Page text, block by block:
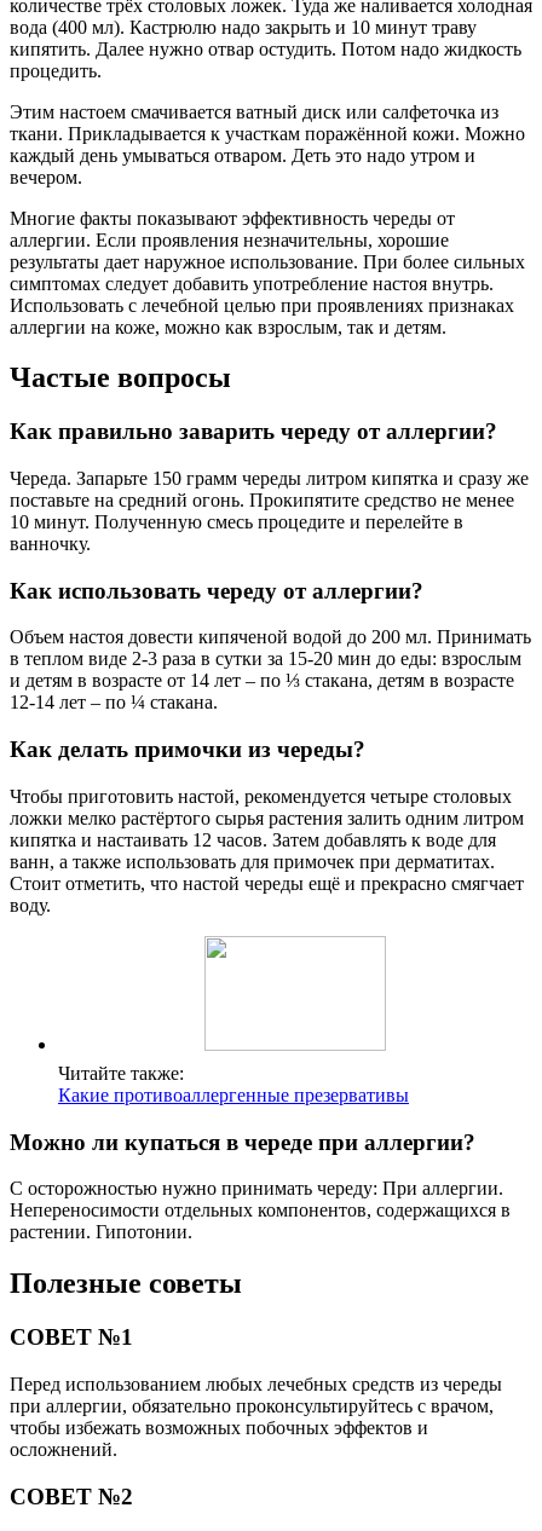
количестве трёх столовых ложек. Туда же наливается холодная
вода (400 мл). Кастрюлю надо закрыть и 10 минут траву
кипятить. Далее нужно отвар остудить. Потом надо жидкость
процедить.
Этим настоем смачивается ватный диск или салфеточка из
ткани. Прикладывается к участкам поражённой кожи. Можно
каждый день умываться отваром. Деть это надо утром и
вечером.
Многие факты показывают эффективность череды от
аллергии. Если проявления незначительны, хорошие
результаты дает наружное использование. При более сильных
симптомах следует добавить употребление настоя внутрь.
Использовать с лечебной целью при проявлениях признаках
аллергии на коже, можно как взрослым, так и детям.
Частые вопросы
Как правильно заварить череду от аллергии?
Череда. Запарьте 150 грамм череды литром кипятка и сразу же
поставьте на средний огонь. Прокипятите средство не менее
10 минут. Полученную смесь процедите и перелейте в
ванночку.
Как использовать череду от аллергии?
Объем настоя довести кипяченой водой до 200 мл. Принимать
в теплом виде 2-3 раза в сутки за 15-20 мин до еды: взрослым
и детям в возрасте от 14 лет – по ⅓ стакана, детям в возрасте
12-14 лет – по ¼ стакана.
Как делать примочки из череды?
Чтобы приготовить настой, рекомендуется четыре столовых
ложки мелко растёртого сырья растения залить одним литром
кипятка и настаивать 12 часов. Затем добавлять к воде для
ванн, а также использовать для примочек при дерматитах.
Стоит отметить, что настой череды ещё и прекрасно смягчает
воду.
Читайте также:
Какие противоаллергенные презервативы
Можно ли купаться в череде при аллергии?
С осторожностью нужно принимать череду: При аллергии.
Непереносимости отдельных компонентов, содержащихся в
растении. Гипотонии.
Полезные советы
СОВЕТ №1
Перед использованием любых лечебных средств из череды
при аллергии, обязательно проконсультируйтесь с врачом,
чтобы избежать возможных побочных эффектов и
осложнений.
СОВЕТ №2